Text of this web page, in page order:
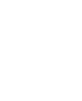
套-自體收納 數量